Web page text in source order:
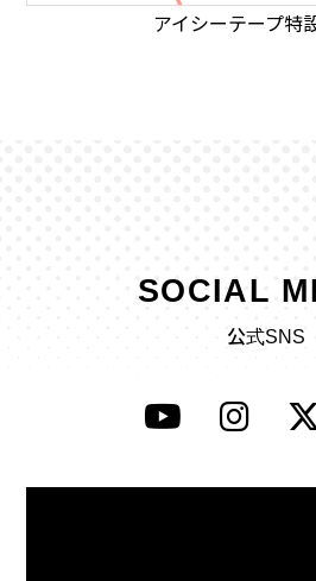
アイシーテープ特
SOCIAL
公式SNS